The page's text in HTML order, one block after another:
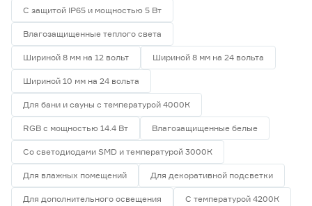
С защитой IP65 и мощностью 5 Вт
Влагозащищенные теплого света
Шириной 8 мм на 12 вольт Шириной 8 мм на 24 вольта
Шириной 10 мм на 24 вольта
Для бани и сауны с температурой 4000К
RGB с мощностью 14.4 Вт Влагозащищенные белые
Со светодиодами SMD и температурой 3000К
Для влажных помещений Для декоративной подсветки
Для дополнительного освещения С температурой 4200К